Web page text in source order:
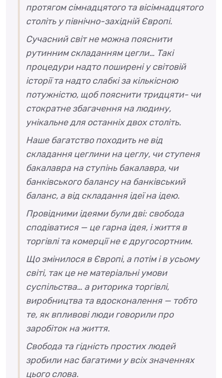
протягом сімнадцятого та вісімнадцятого
століть у північно-західній Європі.
Сучасний світ не можна пояснити
рутинним складанням цегли… Такі
процедури надто поширені у світовій
історії та надто слабкі за кількісною
потужністю, щоб пояснити тридцяти- чи
стократне збагачення на людину,
унікальне для останніх двох століть.
Наше багатство походить не від
складання цеглини на цеглу, чи ступеня
бакалавра на ступінь бакалавра, чи
банківського балансу на банківський
баланс, а від складання ідеї на ідею.
Провідними ідеями були дві: свобода
сподіватися — це гарна ідея, і життя в
торгівлі та комерції не є другосортним.
Що змінилося в Європі, а потім і в усьому
світі, так це не матеріальні умови
суспільства… а риторика торгівлі,
виробництва та вдосконалення — тобто
те, як впливові люди говорили про
заробіток на життя.
Свобода та гідність простих людей
зробили нас багатими у всіх значеннях
цього слова.